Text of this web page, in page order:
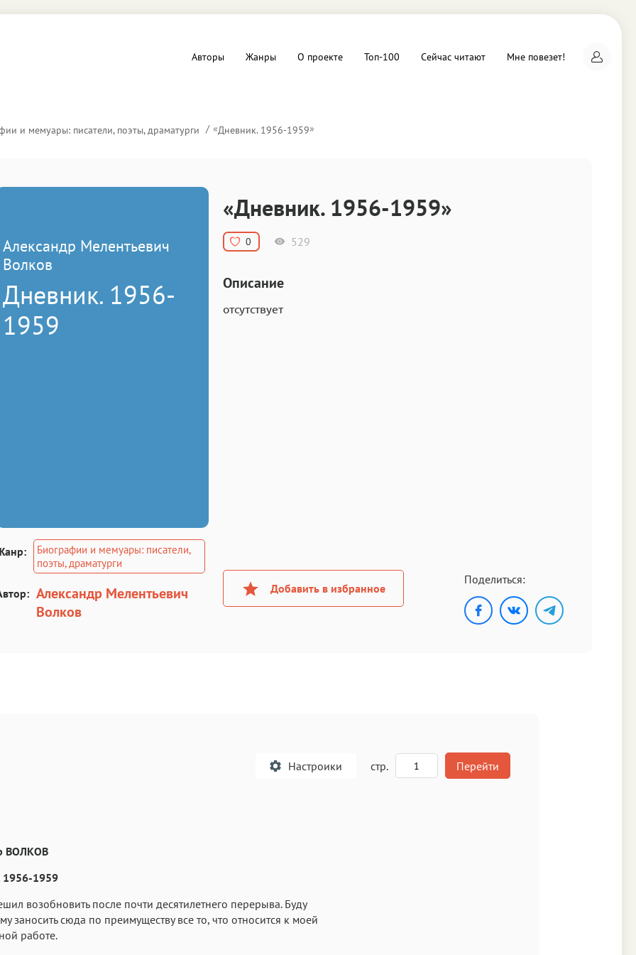
Драматургия
Компьютеры и Интернет
Фольклор
Авторы Жанры О проекте Топ-100 Сейчас читают Мне повезет!
и мемуары: писатели, поэты, драматурги «Дневник. 1956-1959»
Александр Мелентьевич
Волков
Дневник. 1956-
1959
Биографии и мемуары: писатели,
поэты, драматурги
Александр Мелентьевич
Волков
«Дневник. 1956-1959»
0 529
Описание
отсутствует
Добавить в избранное
Поделиться:
Настроики стр. Перейти
ВОЛКОВ
1959
возобновить после почти десятилетнего перерыва. Буду
заносить сюда по преимуществу все то, что относится к моей
работе.